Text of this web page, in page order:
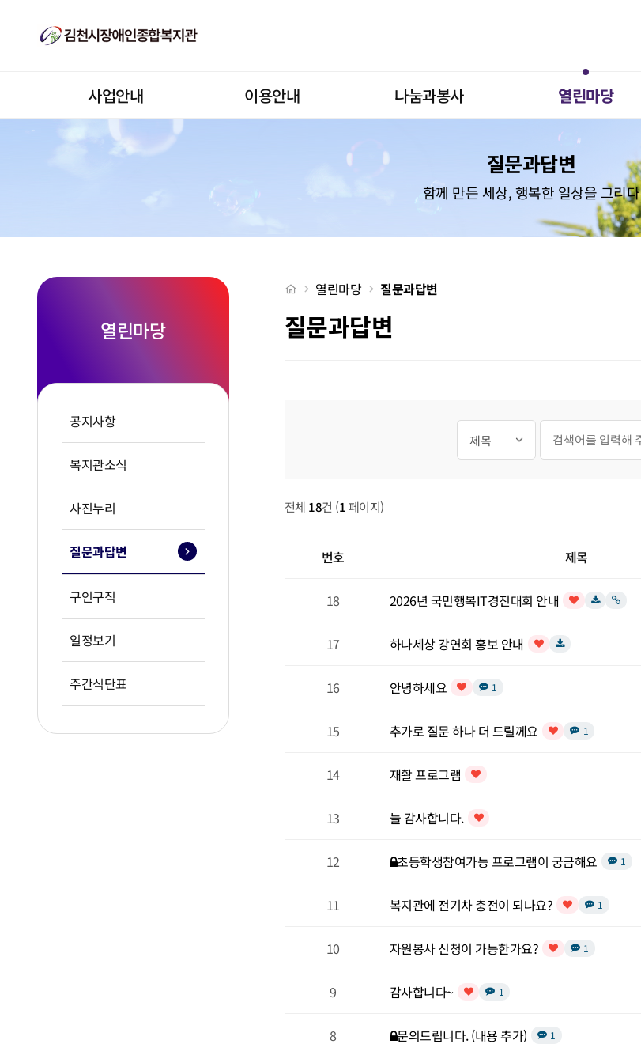
사업안내 이용안내 나눔과봉사 열린마당
질문과답변
함께 만든 세상, 행복한 일상을 그리다
처음으로
열린마당 질문과답변
질문과답변
게시글 검색
검색대상 검색어
질문과답변
전체 18건 (1페이지)
번호 제목
18 2026년 국민행복IT경진대회 안내 인기글다운로드
링크
17 하나세상 강연회 홍보 안내 인기글다운로드
16 안녕하세요 인기글
댓글
1
15 추가로 질문 하나 더 드릴께요 인기글
댓글
1
14 재활 프로그램 인기글
13 늘 감사합니다. 인기글
12 비밀글
초등학생참여가능 프로그램이 궁금해요 댓글
1
11 복지관에 전기차 충전이 되나요? 인기글
댓글
1
10 자원봉사 신청이 가능한가요? 인기글
댓글
1
9 감사합니다~ 인기글
댓글
1
8 비밀글
문의드립니다. (내용 추가) 댓글
1
열린마당
공지사항
복지관소식
사진누리
질문과답변
구인구직
일정보기
주간식단표